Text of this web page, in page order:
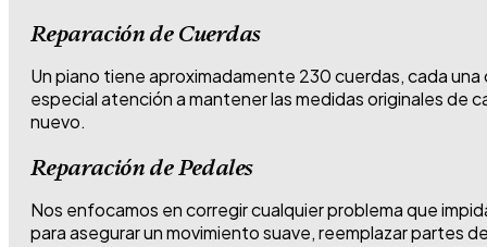
Reparación de Cuerdas
Un piano tiene aproximadamente 230 cuerdas, cada
especial atención a mantener las medidas originales de
nuevo.
Reparación de Pedales
Nos enfocamos en corregir cualquier problema que
para asegurar un movimiento suave, reemplazar partes